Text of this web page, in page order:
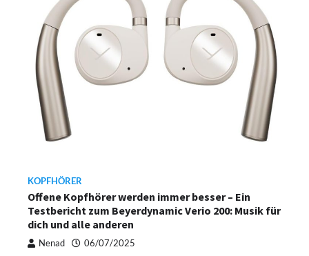
KOPFHÖRER
Offene Kopfhörer werden immer besser – Ein
Testbericht zum Beyerdynamic Verio 200: Musik für
dich und alle anderen
Nenad 06/07/2025